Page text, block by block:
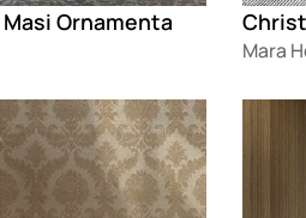
Ornamenta
Mara